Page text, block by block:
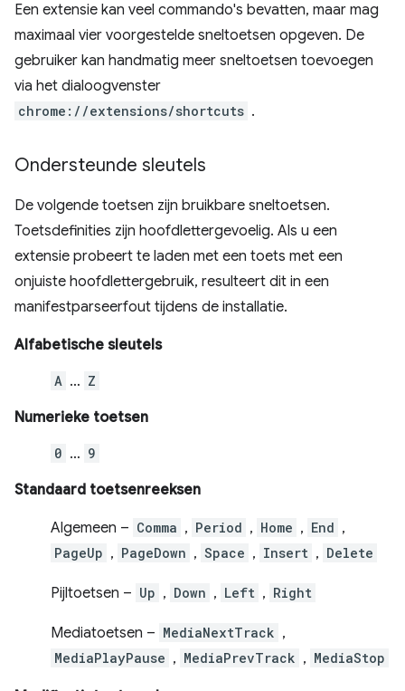
Een extensie kan veel commando's bevatten, maar mag
maximaal vier voorgestelde sneltoetsen opgeven. De
gebruiker kan handmatig meer sneltoetsen toevoegen
via het dialoogvenster
chrome://extensions/shortcuts .
Ondersteunde sleutels
De volgende toetsen zijn bruikbare sneltoetsen.
Toetsdefinities zijn hoofdlettergevoelig. Als u een
extensie probeert te laden met een toets met een
onjuiste hoofdlettergebruik, resulteert dit in een
manifestparseerfout tijdens de installatie.
Alfabetische sleutels
A … Z
Numerieke toetsen
0 … 9
Standaard toetsenreeksen
Algemeen – Comma , Period , Home , End ,
PageUp , PageDown , Space , Insert , Delete
Pijltoetsen – Up , Down , Left , Right
Mediatoetsen – MediaNextTrack ,
MediaPlayPause , MediaPrevTrack , MediaStop